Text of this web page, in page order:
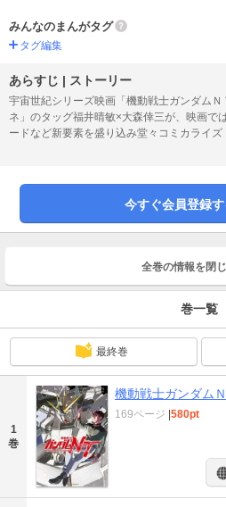
みんなのまんがタグ
タグ編集
あらすじ | ストーリー
宇宙世紀シリーズ映画「機動戦士ガンダム
ネ」のタッグ福井晴敏×大森倖三が、映画で
ードなど新要素を盛り込み堂々コミカライズ
今すぐ会員登録
全巻の情報を 閉
巻一覧
最終巻
1
巻
機動戦士ガンダムＮ
169ページ |580pt